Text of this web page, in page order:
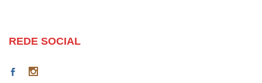
REDE SOCIAL